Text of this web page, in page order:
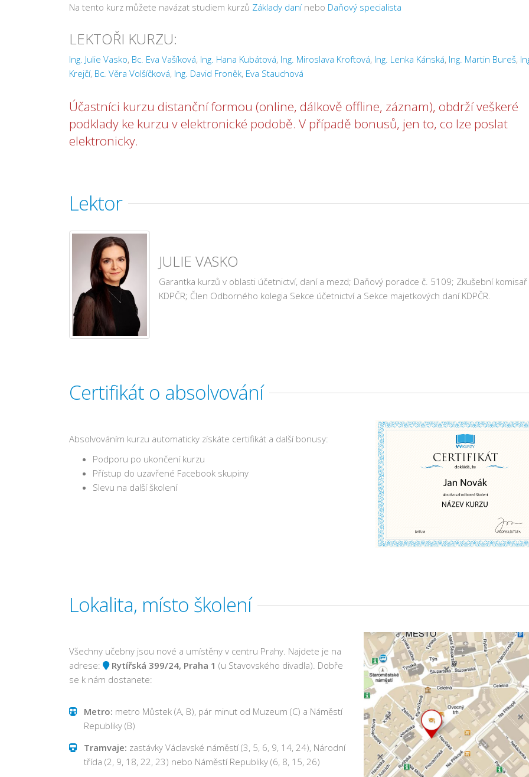
Na tento kurz můžete navázat studiem kurzů Základy danínebo Daňový specialista
LEKTOŘI KURZU:
Ing. Julie Vasko, Bc. Eva Vašíková, Ing. Hana Kubátová, Ing. Miroslava Kroftová, Ing. Lenka Kánská, Ing. Martin Bureš,
Krejčí, Bc. Věra Volšíčková, Ing. David Froněk, Eva Stauchová
Účastníci kurzu distanční formou (online, dálkově offline, záznam), obdrží veškeré
podklady ke kurzu v elektronické podobě. V případě bonusů, jen to, co lze poslat
elektronicky.
Lektor
JULIE VASKO
Garantka kurzů v oblasti účetnictví, daní a mezd; Daňový poradce č. 5109; Zkušební komisař
KDPČR; Člen Odborného kolegia Sekce účetnictví a Sekce majetkových daní KDPČR.
Certifikát o absolvování
Absolvováním kurzu automaticky získáte certifikát a další bonusy:
Podporu po ukončení kurzu
Přístup do uzavřené Facebook skupiny
Slevu na další školení
Lokalita, místo školení
Všechny učebny jsou nové a umístěny v centru Prahy. Najdete je na
adrese:
Rytířská 399/24, Praha 1 (u Stavovského divadla). Dobře
se k nám dostanete:
Metro: metro Můstek (A, B), pár minut od Muzeum (C) a Náměstí
Republiky (B)
Tramvaje: zastávky Václavské náměstí (3, 5, 6, 9, 14, 24), Národní
třída (2, 9, 18, 22, 23) nebo Náměstí Republiky (6, 8, 15, 26)